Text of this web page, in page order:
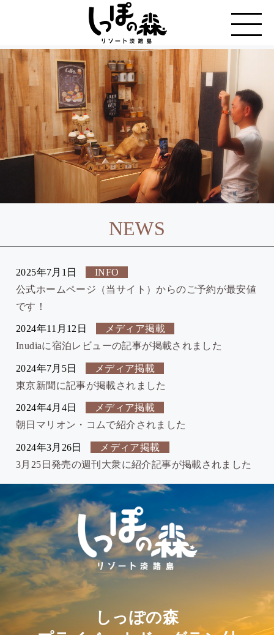
NEWS
2025年7月1日
INFO
公式ホームページ（当サイト）からのご予約が最安値
です！
2024年11月12日
メディア掲載
Inudiaに宿泊レビューの記事が掲載されました
2024年7月5日
メディア掲載
東京新聞に記事が掲載されました
2024年4月4日
メディア掲載
朝日マリオン・コムで紹介されました
2024年3月26日
メディア掲載
3月25日発売の週刊大衆に紹介記事が掲載されました
しっぽの森